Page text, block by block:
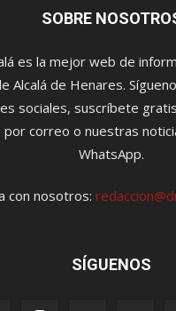
SOBRE
es la mejor web de
Alcalá de Henares.
sociales, suscríbete
por correo o nuestras
WhatsApp.
con nosotros:
SÍGUENOS